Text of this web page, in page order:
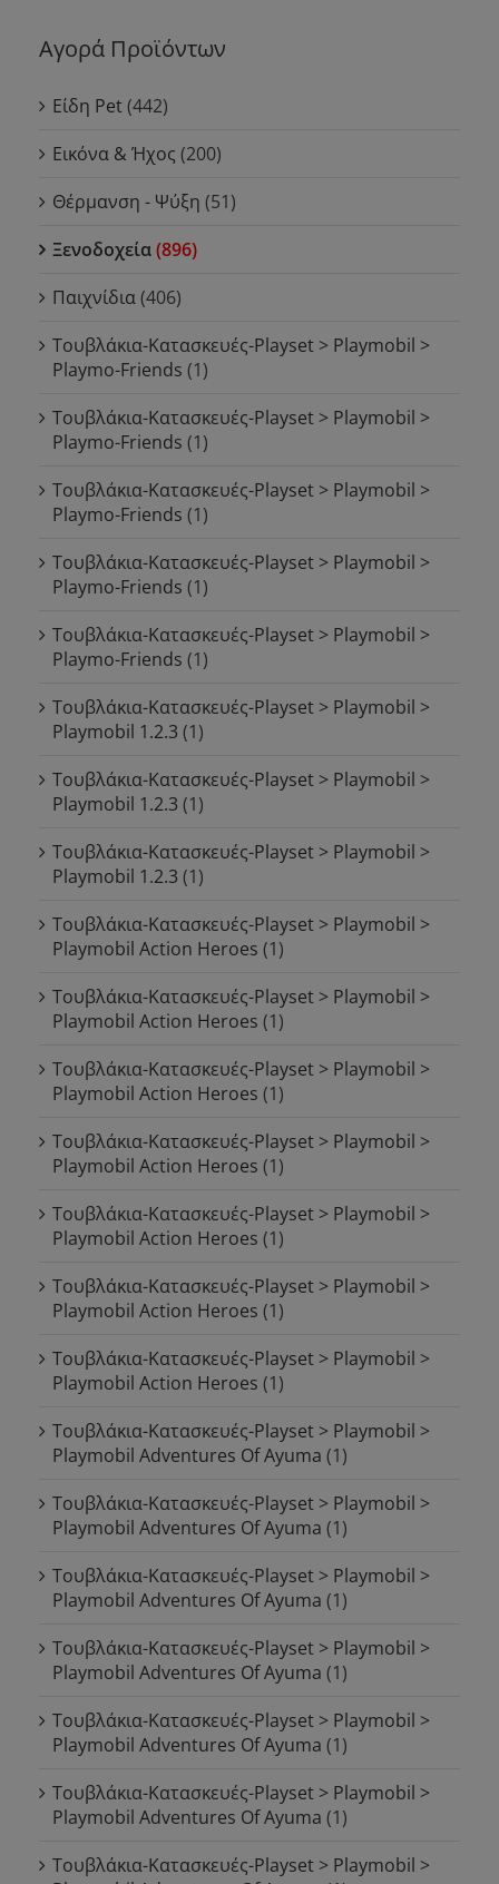
Αγορά Προϊόντων
Είδη Pet(442)
Εικόνα & Ήχος (200)
Θέρμανση - Ψύξη (51)
Ξενοδοχεία(896)
Παιχνίδια(406)
Τουβλάκια-Κατασκευές-Playset > Playmobil >
Playmo-Friends (1)
Τουβλάκια-Κατασκευές-Playset > Playmobil >
Playmo-Friends (1)
Τουβλάκια-Κατασκευές-Playset > Playmobil >
Playmo-Friends (1)
Τουβλάκια-Κατασκευές-Playset > Playmobil >
Playmo-Friends (1)
Τουβλάκια-Κατασκευές-Playset > Playmobil >
Playmo-Friends (1)
Τουβλάκια-Κατασκευές-Playset > Playmobil >
Playmobil 1.2.3 (1)
Τουβλάκια-Κατασκευές-Playset > Playmobil >
Playmobil 1.2.3 (1)
Τουβλάκια-Κατασκευές-Playset > Playmobil >
Playmobil 1.2.3 (1)
Τουβλάκια-Κατασκευές-Playset > Playmobil >
Playmobil Action Heroes (1)
Τουβλάκια-Κατασκευές-Playset > Playmobil >
Playmobil Action Heroes (1)
Τουβλάκια-Κατασκευές-Playset > Playmobil >
Playmobil Action Heroes (1)
Τουβλάκια-Κατασκευές-Playset > Playmobil >
Playmobil Action Heroes (1)
Τουβλάκια-Κατασκευές-Playset > Playmobil >
Playmobil Action Heroes (1)
Τουβλάκια-Κατασκευές-Playset > Playmobil >
Playmobil Action Heroes (1)
Τουβλάκια-Κατασκευές-Playset > Playmobil >
Playmobil Action Heroes (1)
Τουβλάκια-Κατασκευές-Playset > Playmobil >
Playmobil Adventures Of Ayuma (1)
Τουβλάκια-Κατασκευές-Playset > Playmobil >
Playmobil Adventures Of Ayuma (1)
Τουβλάκια-Κατασκευές-Playset > Playmobil >
Playmobil Adventures Of Ayuma (1)
Τουβλάκια-Κατασκευές-Playset > Playmobil >
Playmobil Adventures Of Ayuma (1)
Τουβλάκια-Κατασκευές-Playset > Playmobil >
Playmobil Adventures Of Ayuma (1)
Τουβλάκια-Κατασκευές-Playset > Playmobil >
Playmobil Adventures Of Ayuma (1)
Τουβλάκια-Κατασκευές-Playset > Playmobil >